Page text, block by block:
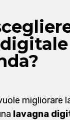
migliorare
lavagna